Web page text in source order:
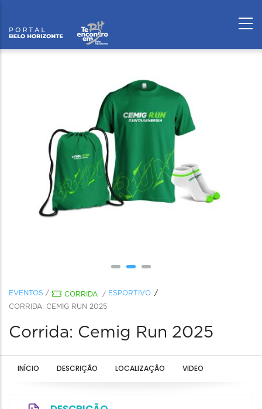
EVENTOS / CORRIDA / ESPORTIVO
CORRIDA: CEMIG RUN 2025
Corrida: Cemig Run 2025
INÍCIO DESCRIÇÃO LOCALIZAÇÃO VIDEO